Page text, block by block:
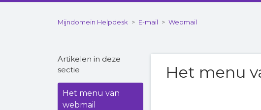
Mijndomein Helpdesk E-mail Webmail
Artikelen in deze
sectie
Het menu van
webmail
Het menu